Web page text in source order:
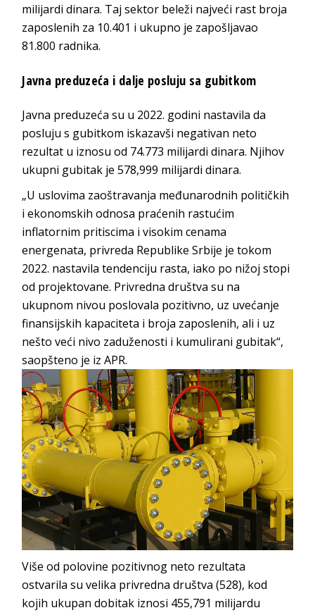
milijardi dinara. Taj sektor beleži najveći rast broja
zaposlenih za 10.401 i ukupno je zapošljavao
81.800 radnika.
Javna preduzeća i dalje posluju sa gubitkom
Javna preduzeća su u 2022. godini nastavila da
posluju s gubitkom iskazavši negativan neto
rezultat u iznosu od 74.773 milijardi dinara. Njihov
ukupni gubitak je 578,999 milijardi dinara.
„U uslovima zaoštravanja međunarodnih političkih
i ekonomskih odnosa praćenih rastućim
inflatornim pritiscima i visokim cenama
energenata, privreda Republike Srbije je tokom
2022. nastavila tendenciju rasta, iako po nižoj stopi
od projektovane. Privredna društva su na
ukupnom nivou poslovala pozitivno, uz uvećanje
finansijskih kapaciteta i broja zaposlenih, ali i uz
nešto veći nivo zaduženosti i kumulirani gubitak“,
saopšteno je iz APR.
Više od polovine pozitivnog neto rezultata
ostvarila su velika privredna društva (528), kod
kojih ukupan dobitak iznosi 455,791 milijardu